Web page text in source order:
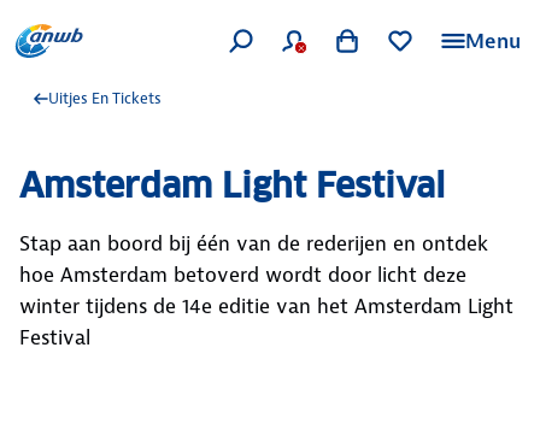
Menu
Uitjes En Tickets
Amsterdam Light Festival
Stap aan boord bij één van de rederijen en ontdek
hoe Amsterdam betoverd wordt door licht deze
winter tijdens de 14e editie van het Amsterdam Light
Festival